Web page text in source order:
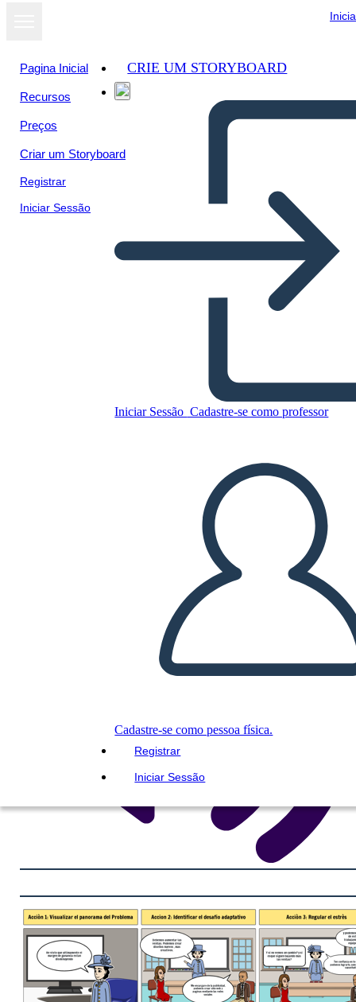
Pagina Inicial
Recursos
Preços
Criar um Storyboard
Registrar
Iniciar Sessão
CRIE UM STORYBOARD
Iniciar Sessão Cadastre-se como professor
Cadastre-se como pessoa física.
Registrar
Iniciar Sessão
Untitled Storyboard
CRIAR UM STORYBOARD
REPRODUZIR APRESENTAÇÃO DE SLIDES
LEIA PRA MIM
Ver como
apresentação